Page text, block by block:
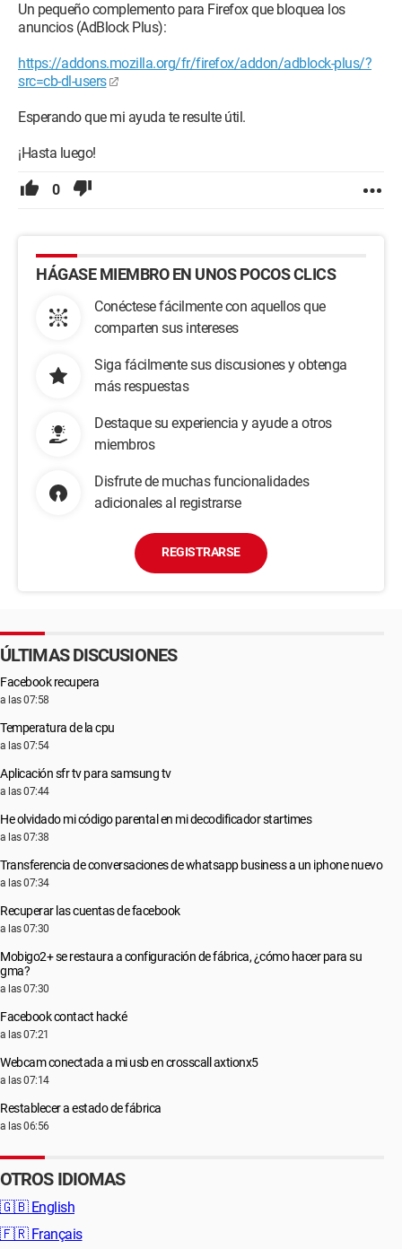
Un pequeño complemento para Firefox que bloquea los
anuncios (AdBlock Plus):
https://addons.mozilla.org/fr/firefox/addon/adblock-plus/?
src=cb-dl-users
Esperando que mi ayuda te resulte útil.
¡Hasta luego!
0
HÁGASE MIEMBRO EN UNOS POCOS CLICS
Conéctese fácilmente con aquellos que
comparten sus intereses
Siga fácilmente sus discusiones y obtenga
más respuestas
Destaque su experiencia y ayude a otros
miembros
Disfrute de muchas funcionalidades
adicionales al registrarse
REGISTRARSE
ÚLTIMAS DISCUSIONES
Facebook recupera
a las 07:58
Temperatura de la cpu
a las 07:54
Aplicación sfr tv para samsung tv
a las 07:44
He olvidado mi código parental en mi decodificador startimes
a las 07:38
Transferencia de conversaciones de whatsapp business a un iphone nuevo
a las 07:34
Recuperar las cuentas de facebook
a las 07:30
Mobigo2+ se restaura a configuración de fábrica, ¿cómo hacer para su
gma?
a las 07:30
Facebook contact hacké
a las 07:21
Webcam conectada a mi usb en crosscall axtionx5
a las 07:14
Restablecer a estado de fábrica
a las 06:56
OTROS IDIOMAS
🇬🇧 English
🇫🇷 Français